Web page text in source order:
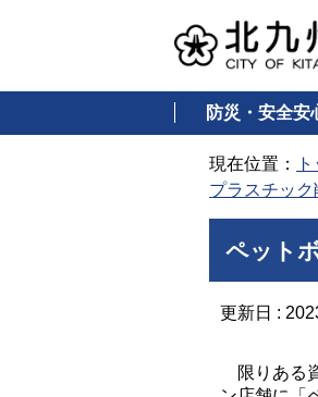
防災・安全安
現在位置：
プラスチッ
ペット
更新日 :
限りある